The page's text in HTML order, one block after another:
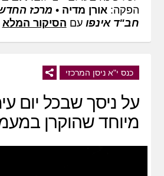
הפקה: אורן מדיה • מרכז
חב"ד אינפו עם הסיקור המלא
כנס י"א ניסן המרכזי
על ניסך שבכל יום
מיוחד שהוקרן